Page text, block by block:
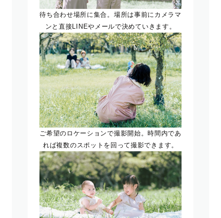
待ち合わせ場所に集合。場所は事前にカメラマ
ンと直接LINEやメールで決めていきます。
ご希望のロケーションで撮影開始。時間内であ
れば複数のスポットを回って撮影できます。